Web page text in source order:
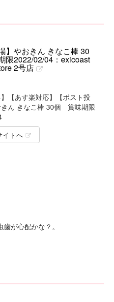
】やおきん きなこ棒 30
2022/02/04：exicoast
2号店
】【あす楽対応】【ポスト投
きん きなこ棒 30個 賞味期限
イトへ
が心配かな？。